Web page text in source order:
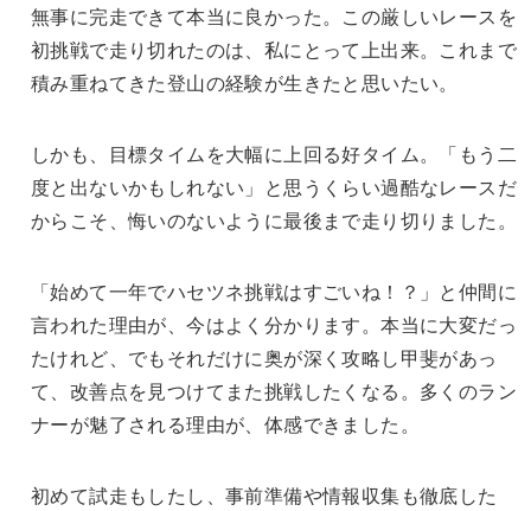
無事に完走できて本当に良かった。この厳しいレースを
初挑戦で走り切れたのは、私にとって上出来。これまで
積み重ねてきた登山の経験が生きたと思いたい。
しかも、目標タイムを大幅に上回る好タイム。「もう二
度と出ないかもしれない」と思うくらい過酷なレースだ
からこそ、悔いのないように最後まで走り切りました。
「始めて一年でハセツネ挑戦はすごいね！？」と仲間に
言われた理由が、今はよく分かります。本当に大変だっ
たけれど、でもそれだけに奥が深く攻略し甲斐があっ
て、改善点を見つけてまた挑戦したくなる。多くのラン
ナーが魅了される理由が、体感できました。
初めて試走もしたし、事前準備や情報収集も徹底した